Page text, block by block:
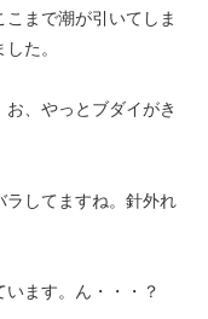
まで潮が引いてしま
た。
、やっとブダイがき
してますね。針外れ
ます。ん・・・？